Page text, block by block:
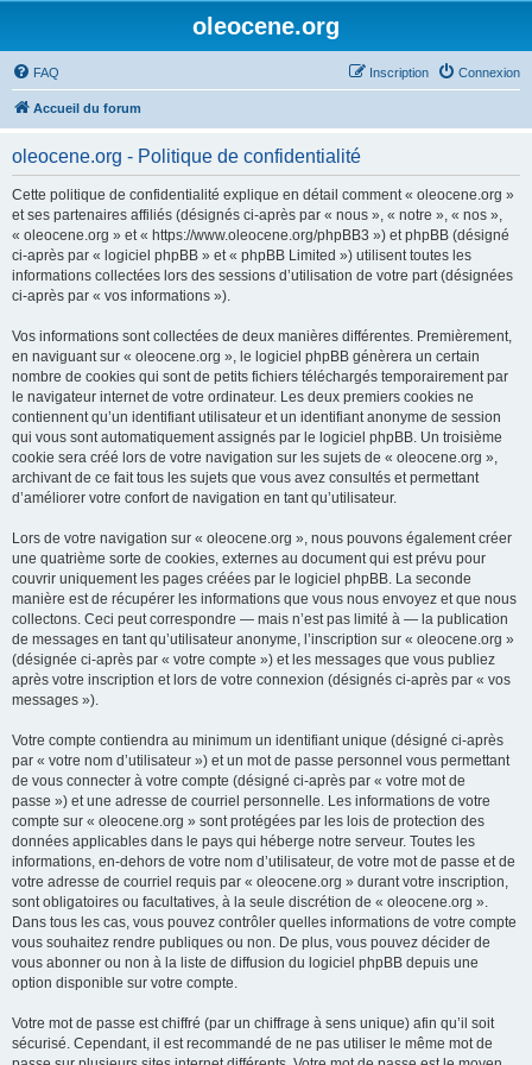
oleocene.org
FAQ Connexion
Inscription
Accueil du forum
oleocene.org - Politique de confidentialité
Cette politique de confidentialité explique en détail comment « oleocene.org »
et ses partenaires affiliés (désignés ci-après par « nous », « notre », « nos »,
« oleocene.org » et « https://www.oleocene.org/phpBB3 ») et phpBB (désigné
ci-après par « logiciel phpBB » et « phpBB Limited ») utilisent toutes les
informations collectées lors des sessions d’utilisation de votre part (désignées
ci-après par « vos informations »).
Vos informations sont collectées de deux manières différentes. Premièrement,
en naviguant sur « oleocene.org », le logiciel phpBB génèrera un certain
nombre de cookies qui sont de petits fichiers téléchargés temporairement par
le navigateur internet de votre ordinateur. Les deux premiers cookies ne
contiennent qu’un identifiant utilisateur et un identifiant anonyme de session
qui vous sont automatiquement assignés par le logiciel phpBB. Un troisième
cookie sera créé lors de votre navigation sur les sujets de « oleocene.org »,
archivant de ce fait tous les sujets que vous avez consultés et permettant
d’améliorer votre confort de navigation en tant qu’utilisateur.
Lors de votre navigation sur « oleocene.org », nous pouvons également créer
une quatrième sorte de cookies, externes au document qui est prévu pour
couvrir uniquement les pages créées par le logiciel phpBB. La seconde
manière est de récupérer les informations que vous nous envoyez et que nous
collectons. Ceci peut correspondre — mais n’est pas limité à — la publication
de messages en tant qu’utilisateur anonyme, l’inscription sur « oleocene.org »
(désignée ci-après par « votre compte ») et les messages que vous publiez
après votre inscription et lors de votre connexion (désignés ci-après par « vos
messages »).
Votre compte contiendra au minimum un identifiant unique (désigné ci-après
par « votre nom d’utilisateur ») et un mot de passe personnel vous permettant
de vous connecter à votre compte (désigné ci-après par « votre mot de
passe ») et une adresse de courriel personnelle. Les informations de votre
compte sur « oleocene.org » sont protégées par les lois de protection des
données applicables dans le pays qui héberge notre serveur. Toutes les
informations, en-dehors de votre nom d’utilisateur, de votre mot de passe et de
votre adresse de courriel requis par « oleocene.org » durant votre inscription,
sont obligatoires ou facultatives, à la seule discrétion de « oleocene.org ».
Dans tous les cas, vous pouvez contrôler quelles informations de votre compte
vous souhaitez rendre publiques ou non. De plus, vous pouvez décider de
vous abonner ou non à la liste de diffusion du logiciel phpBB depuis une
option disponible sur votre compte.
Votre mot de passe est chiffré (par un chiffrage à sens unique) afin qu’il soit
sécurisé. Cependant, il est recommandé de ne pas utiliser le même mot de